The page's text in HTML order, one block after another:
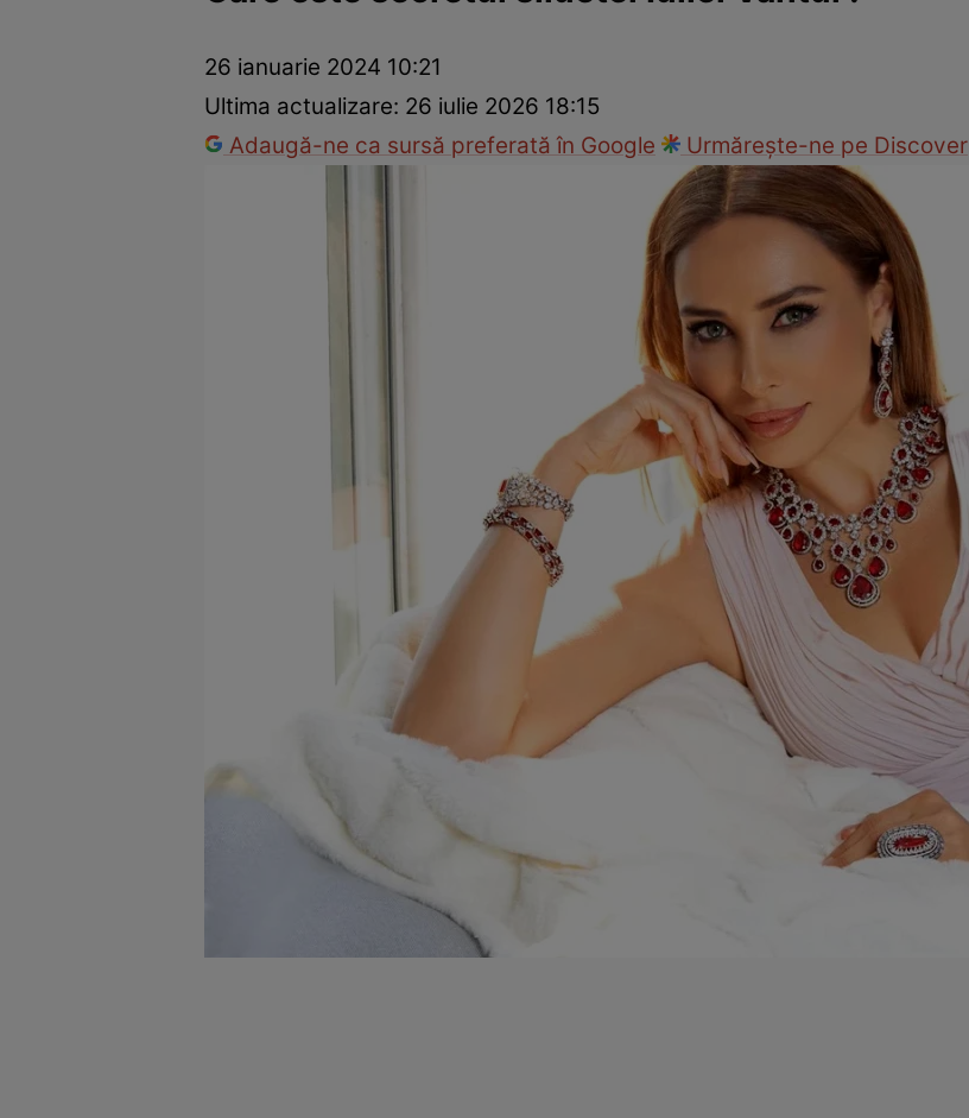
Prevenție și tratamentRemedii naturisteMedicii răspund
26 ianuarie 2024 10:21
Ultima actualizare: 26 iulie 2026 18:15
Adaugă-ne ca sursă preferată în Google
Urmărește-ne pe Discover